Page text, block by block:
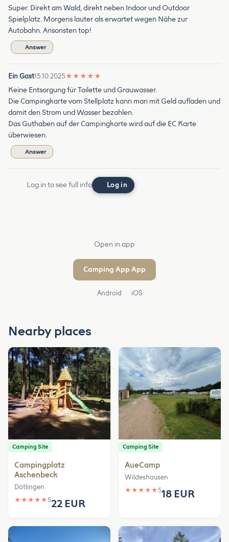
Super. Direkt am Wald, direkt neben Indoor und Outdoor
Spielplatz. Morgens lauter als erwartet wegen Nähe zur
Autobahn. Ansonsten top!
Answer
Ein Gast15.10.2025★ ★ ★ ★ ★
Keine Entsorgung für Toilette und Grauwasser.
Die Campingkarte vom Stellplatz kann man mit Geld aufladen und
damit den Strom und Wasser bezahlen.
Das Guthaben auf der Campingkarte wird auf die EC Karte
überwiesen.
Answer
Log in to see full info Log in
Open in app
Camping App App
Android iOS
Nearby places
Camping Site
Campingplatz
Aschenbeck
Dötlingen
★ ★ ★ ★ ★522 EUR
Camping Site
AueCamp
Wildeshausen
★ ★ ★ ★ ★518 EUR